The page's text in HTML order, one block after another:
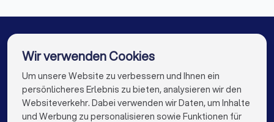
Hausmeisterservices in Sprockhövel
Hausmeisterservices in Dortmund
Hausmeisterservices in Berlin
Die besten Hausmeisterservices für Sie
info@trustlocal.de
Wir verwenden Cookies
Um unsere Website zu verbessern und Ihnen ein
persönlicheres Erlebnis zu bieten, analysieren wir den
Websiteverkehr. Dabei verwenden wir Daten, um Inhalte
und Werbung zu personalisieren sowie Funktionen für